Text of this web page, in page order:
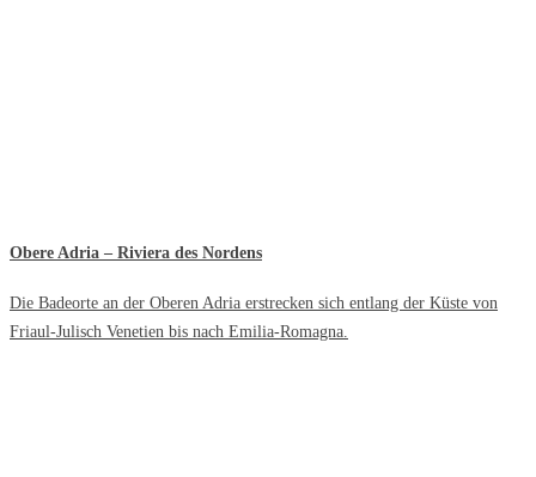
Obere Adria – Riviera des Nordens
Die Badeorte an der Oberen Adria erstrecken sich entlang der Küste von
Friaul-Julisch Venetien bis nach Emilia-Romagna.